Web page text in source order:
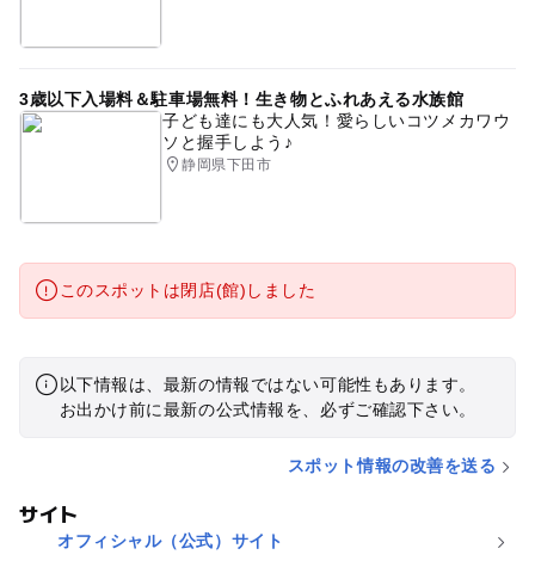
3歳以下入場料＆駐車場無料！生き物とふれあえる水族館
子ども達にも大人気！愛らしいコツメカワウ
ソと握手しよう♪
静岡県下田市
このスポットは閉店(館)しました
以下情報は、最新の情報ではない可能性もあります。
お出かけ前に最新の公式情報を、必ずご確認下さい。
スポット情報の改善を送る
サイト
オフィシャル（公式）サイト